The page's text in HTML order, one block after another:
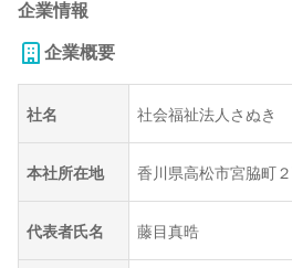
企業情報
企業概要
社名 社会福祉法人さぬき
本社所在地 香川県高松市宮脇町
代表者氏名 藤目真晧